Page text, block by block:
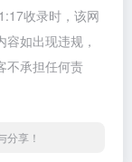
收录时，该网
如出现违规，
不承担任何责
分享！